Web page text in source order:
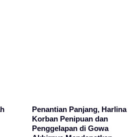
Penantian Panjang, Harlina
Korban Penipuan dan
Penggelapan di Gowa